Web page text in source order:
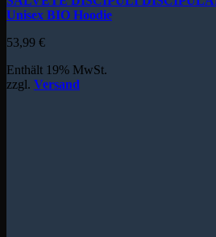
Unisex BIO Hoodie
53,99 €
Enthält 19% MwSt.
zzgl. Versand